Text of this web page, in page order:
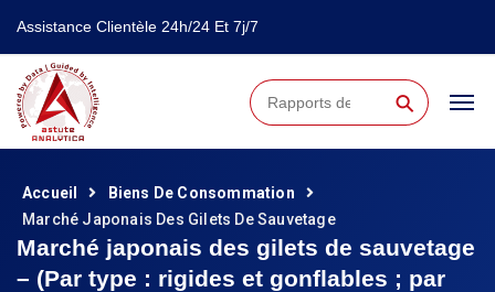
Assistance Clientèle 24h/24 Et 7j/7
⚲
Accueil
Biens De Consommation
Marché Japonais Des Gilets De Sauvetage
Marché japonais des gilets de sauvetage
– (Par type : rigides et gonflables ; par